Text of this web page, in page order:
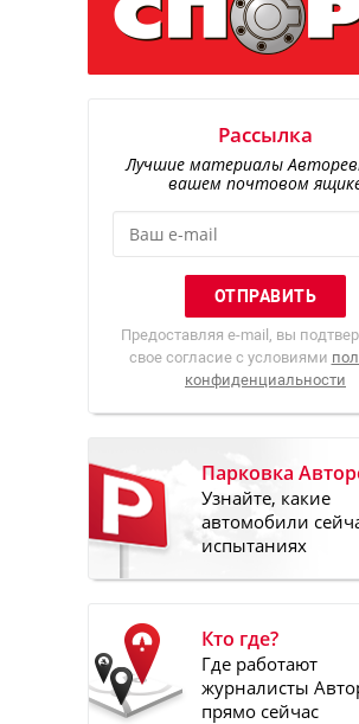
Рассылка
Лучшие материалы
вашем почтовом
Предоставляя e-mail, вы
свое согласие с условиями
конфиденциальности
Парковка
Узнайте, какие
автомобили
испытаниях
Кто где?
Где работают
журналисты
прямо сейчас